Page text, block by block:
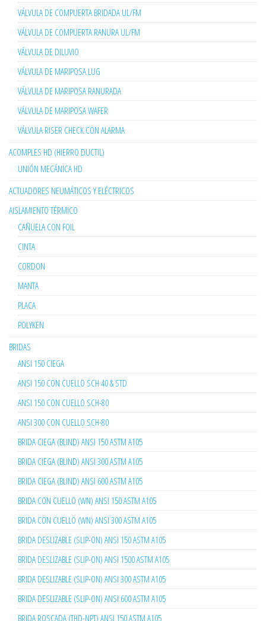
VÁLVULA DE COMPUERTA BRIDADA UL/FM
VÁLVULA DE COMPUERTA RANURA UL/FM
VÁLVULA DE DILUVIO
VÁLVULA DE MARIPOSA LUG
VÁLVULA DE MARIPOSA RANURADA
VÁLVULA DE MARIPOSA WAFER
VÁLVULA RISER CHECK CON ALARMA
ACOMPLES HD (HIERRO DUCTIL)
UNIÓN MECÁNICA HD
ACTUADORES NEUMÁTICOS Y ELÉCTRICOS
AISLAMIENTO TÉRMICO
CAÑUELA CON FOIL
CINTA
CORDON
MANTA
PLACA
POLYKEN
BRIDAS
ANSI 150 CIEGA
ANSI 150 CON CUELLO SCH 40 & STD
ANSI 150 CON CUELLO SCH-80
ANSI 300 CON CUELLO SCH-80
BRIDA CIEGA (BLIND) ANSI 150 ASTM A105
BRIDA CIEGA (BLIND) ANSI 300 ASTM A105
BRIDA CIEGA (BLIND) ANSI 600 ASTM A105
BRIDA CON CUELLO (WN) ANSI 150 ASTM A105
BRIDA CON CUELLO (WN) ANSI 300 ASTM A105
BRIDA DESLIZABLE (SLIP-ON) ANSI 150 ASTM A105
BRIDA DESLIZABLE (SLIP-ON) ANSI 1500 ASTM A105
BRIDA DESLIZABLE (SLIP-ON) ANSI 300 ASTM A105
BRIDA DESLIZABLE (SLIP-ON) ANSI 600 ASTM A105
BRIDA ROSCADA (THD-NPT) ANSI 150 ASTM A105